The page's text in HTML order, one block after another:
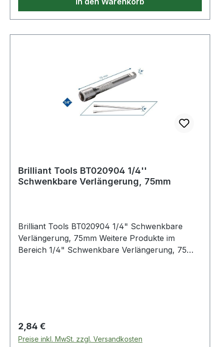
Brilliant Tools BT020904 1/4''
Schwenkbare Verlängerung, 75mm
Brilliant Tools BT020904 1/4" Schwenkbare
Verlängerung, 75mm Weitere Produkte im
Bereich 1/4" Schwenkbare Verlängerung, 75
Regulärer Preis:
2,84 €
Preise inkl. MwSt. zzgl. Versandkosten